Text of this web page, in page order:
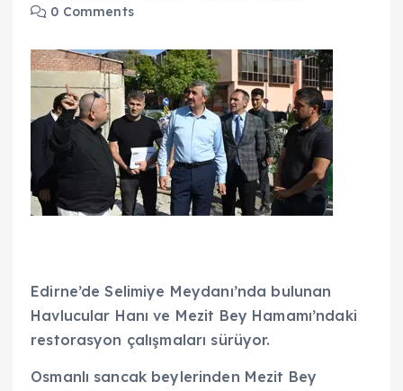
0 Comments
Edirne’de Selimiye Meydanı’nda bulunan
Havlucular Hanı ve Mezit Bey Hamamı’ndaki
restorasyon çalışmaları sürüyor.
Osmanlı sancak beylerinden Mezit Bey